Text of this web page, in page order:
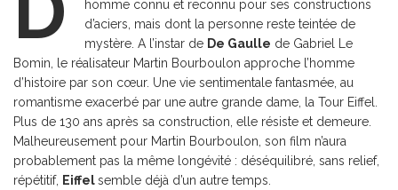
homme connu et reconnu pour ses constructions
d’aciers, mais dont la personne reste teintée de
mystère. A l’instar de De Gaulle de Gabriel Le
Bomin, le réalisateur Martin Bourboulon approche l’homme
d’histoire par son cœur. Une vie sentimentale fantasmée, au
romantisme exacerbé par une autre grande dame, la Tour Eiffel.
Plus de 130 ans après sa construction, elle résiste et demeure.
Malheureusement pour Martin Bourboulon, son film n’aura
probablement pas la même longévité : déséquilibré, sans relief,
répétitif, Eiffelsemble déjà d’un autre temps.